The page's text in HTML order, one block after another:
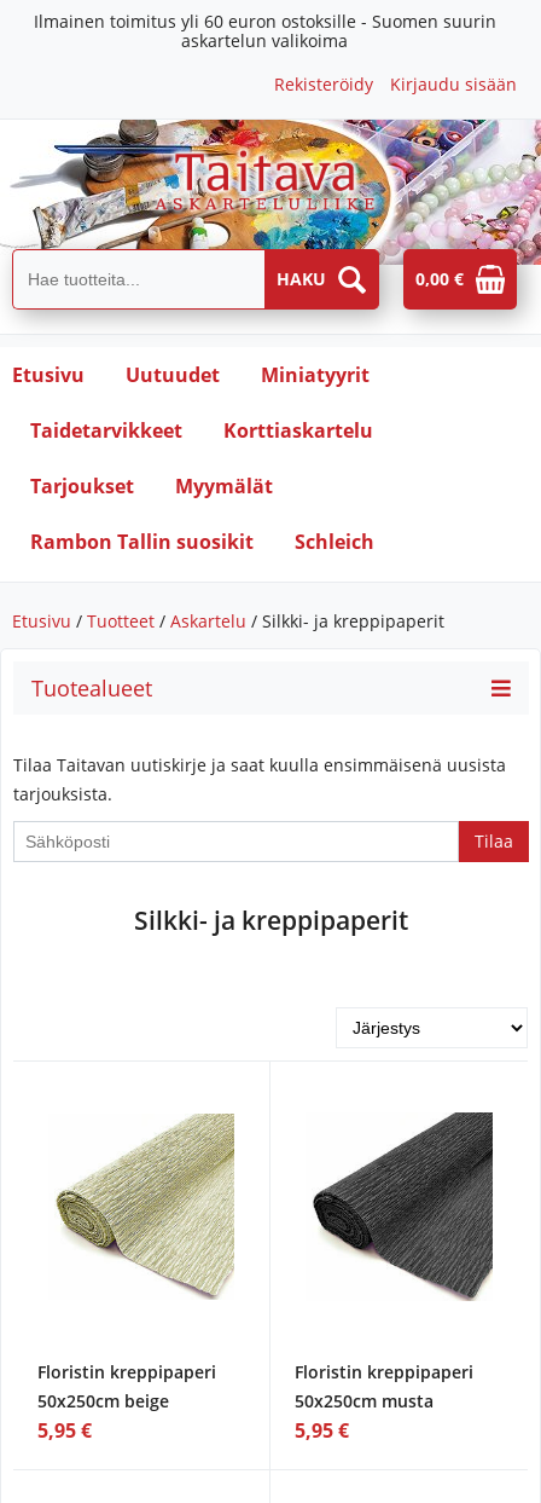
Ilmainen toimitus yli 60 euron ostoksille - Suomen suurin
askartelun valikoima
Rekisteröidy
Kirjaudu sisään
0,00 €
Etusivu Uutuudet Miniatyyrit
Taidetarvikkeet Korttiaskartelu
Tarjoukset Myymälät
Rambon Tallin suosikit Schleich
Etusivu / Tuotteet / Askartelu / Silkki- ja kreppipaperit
Tuotealueet
Tilaa Taitavan uutiskirje ja saat kuulla ensimmäisenä uusista
tarjouksista.
you
Silkki- ja kreppipaperit
Floristin kreppipaperi
50x250cm beige
5,95 €
Floristin kreppipaperi
50x250cm musta
5,95 €